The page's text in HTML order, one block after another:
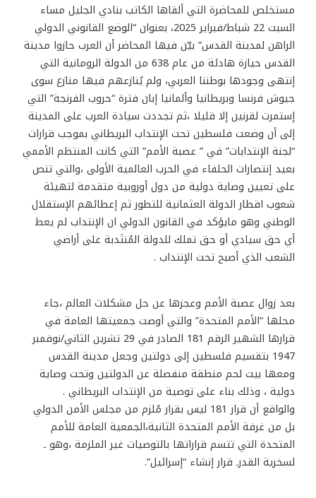
مستخلص للمحاضرة التي ألقاها الكاتب بنادي الجليل مساء
السبت 22 شباط/فبراير 2025، بعنوان “الوضع القانوني الدولي
الراهن لمدينة القدس” بيّن فيها المحاضر أن العرب حازوا مدينة
القدس حيازة هادئة من عام 638 من الدولة الرومانية التي
إنتهى وجودها بوطننا العربي، ولم يُنازعهم فيها منازع سوى
جيوش فرنسا وبريطانيا وألمانيا إبان فترة “حروب الفرنجة” التي
إستمرت لقرنين إلا قليلا ،ثم تجددت سيادة العرب على المدينة
إلى أن وضعت فلسطين تحت الإنتداب البريطاني بموجب قرارات
“لجنة الإنتدابات” في ” عصبة الأمم” التي كانت المنتظم الأممي
بعيد إنتصارات الحلفاء في الحرب العالمية الأولى ،والتي تنص
على تعيين وصاية دولية من دول أوروبية متقدمة لتهيئة
شعوب اقطار الدولة العثمانية للتطور ثم إعطائهم الإستقلال
الوطني وهو مايؤكد في القانون الدولي ان الإنتداب لم يعط
أي حق سيادي أو حق تملك للدولة المُنتَدبة على أراضي
الشعب الذي أصبح تحت الإنتداب .
بعد زوال عصبة الأمم وعجزها عن حل مشكلات العالم ،جاء
محلها “الأمم المتحدة” والتي أوصت جمعيتها العامة في
قرارها الشهير الرقم 181 الصادر في 29 تشرين الثاني/نوفمبر
1947 بتقسيم فلسطين إلى دولتين وجعل مدينة القدس
ومعها بيت لحم منطقة منفصلة عن الدولتين وتحت وصاية
دولية ، وذلك بناء على توصية من الإنتداب البريطاني .
والواقع أن قرار 181 ليس بقرار مُلزم من مجلس الأمن الدولي
بل من غرفة الأمم المتحدة الثانية،الجمعية العامة للأمم
المتحدة التي تتسم قراراتها بالتوصيات غير الملزمة ،وهو ـ
لسخرية القدرـ قرار إنشاء “إسرائيل”.